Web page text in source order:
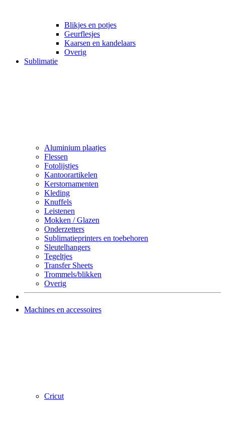
Blikjes en potjes
Geurflesjes
Kaarsen en kandelaars
Overig
Sublimatie
Aluminium plaatjes
Flessen
Fotolijstjes
Kantoorartikelen
Kerstornamenten
Kleding
Knuffels
Leistenen
Mokken / Glazen
Onderzetters
Sublimatieprinters en toebehoren
Sleutelhangers
Tegeltjes
Transfer Sheets
Trommels/blikken
Overig
Machines en accessoires
Cricut